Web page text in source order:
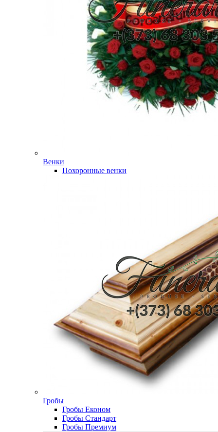
Венки
Похоронные венки
Гробы
Гробы Економ
Гробы Стандарт
Гробы Премиум